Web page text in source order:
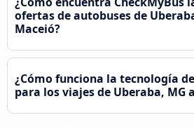
ofertas de autobuses de
Maceió?
¿Cómo funciona la tecnología
para los viajes de Uberaba, MG